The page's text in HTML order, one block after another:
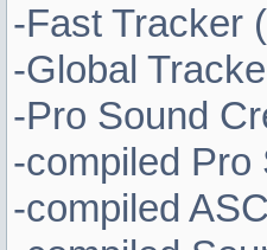
-Fast Tracker
-Global
-Pro Sound
-compiled Pro
-compiled